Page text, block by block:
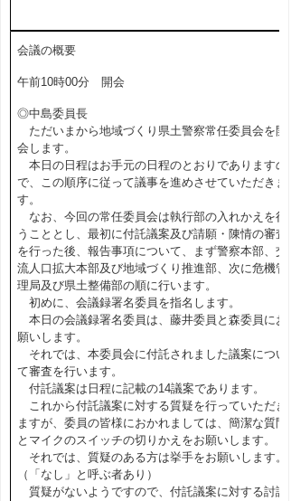
会議の概要
午前10時00分 開会
◎中島委員長
ただいまから地域づくり県土警察常任委員会を開
会します。
本日の日程はお手元の日程のとおりでありますの
で、この順序に従って議事を進めさせていただきま
す。
なお、今回の常任委員会は執行部の入れかえを行
うこととし、最初に付託議案及び請願・陳情の審査
を行った後、報告事項について、まず警察本部、交
流人口拡大本部及び地域づくり推進部、次に危機管
理局及び県土整備部の順に行います。
初めに、会議録署名委員を指名します。
本日の会議録署名委員は、藤井委員と森委員にお
願いします。
それでは、本委員会に付託されました議案につい
て審査を行います。
付託議案は日程に記載の14議案であります。
これから付託議案に対する質疑を行っていただき
ますが、委員の皆様におかれましては、簡潔な質問
とマイクのスイッチの切りかえをお願いします。
それでは、質疑のある方は挙手をお願いします。
（「なし」と呼ぶ者あり）
質疑がないようですので、付託議案に対する討論